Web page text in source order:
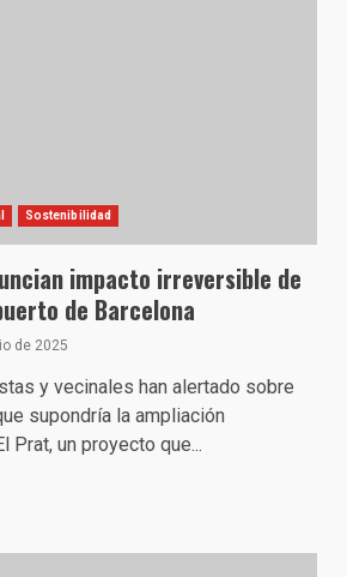
Sostenibilidad
impacto irreversible de
de Barcelona
de 2025
y vecinales han alertado sobre
supondría la ampliación
Prat, un proyecto que...